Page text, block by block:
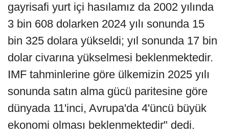
gayrisafi yurt içi hasılamız da 2002 yılında
3 bin 608 dolarken 2024 yılı sonunda 15
bin 325 dolara yükseldi; yıl sonunda 17 bin
dolar civarına yükselmesi beklenmektedir.
IMF tahminlerine göre ülkemizin 2025 yılı
sonunda satın alma gücü paritesine göre
dünyada 11'inci, Avrupa'da 4'üncü büyük
ekonomi olması beklenmektedir" dedi.